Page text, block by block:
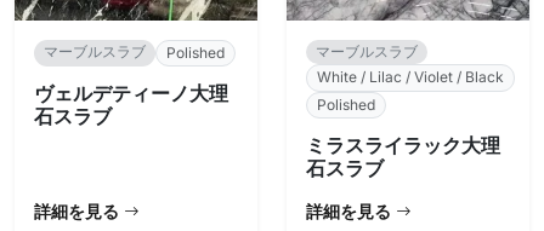
マーブルスラブ Polished
ヴェルデティーノ大理
石スラブ
詳細を見る
マーブルスラブ
White / Lilac / Violet / Black
Polished
ミラスライラック大理
石スラブ
詳細を見る